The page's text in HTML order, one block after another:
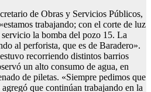
de Obras y Servicios Públicos,
trabajando; con el corte de luz
la bomba del pozo 15. La
al perforista, que es de Baradero».
recorriendo distintos barrios
un alto consumo de agua, en
de piletas. «Siempre pedimos que
que continúan trabajando en la